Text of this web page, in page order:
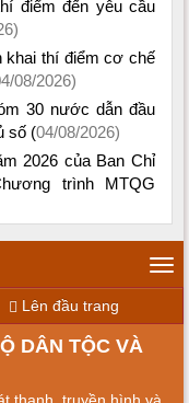
điểm đến yêu cầu
khai thí điểm cơ chế
08/2026)
30 nước dẫn đầu
số (04/08/2026)
2026 của Ban Chỉ
trình MTQG
Lên đầu trang
DÂN TỘC VÀ